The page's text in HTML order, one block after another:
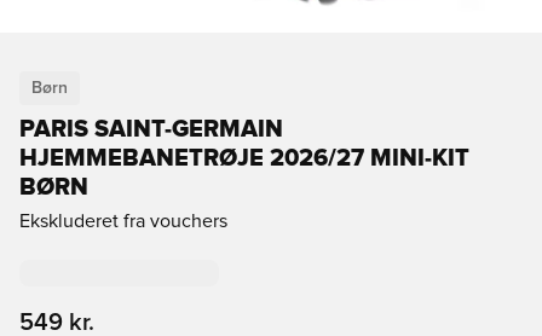
Børn
PARIS SAINT-GERMAIN
HJEMMEBANETRØJE 2026/27 MINI-KIT
BØRN
Ekskluderet fra vouchers
549 kr.